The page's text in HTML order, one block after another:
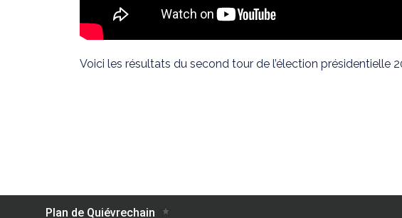
Voici les résultats du second tour de l’élection présidentielle